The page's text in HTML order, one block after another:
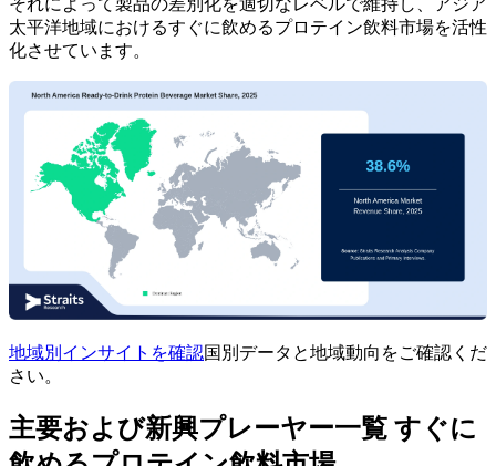
それによって製品の差別化を適切なレベルで維持し、アジア
太平洋地域におけるすぐに飲めるプロテイン飲料市場を活性
化させています。
地域別インサイトを確認国別データと地域動向をご確認くだ
さい。
主要および新興プレーヤー一覧 すぐに